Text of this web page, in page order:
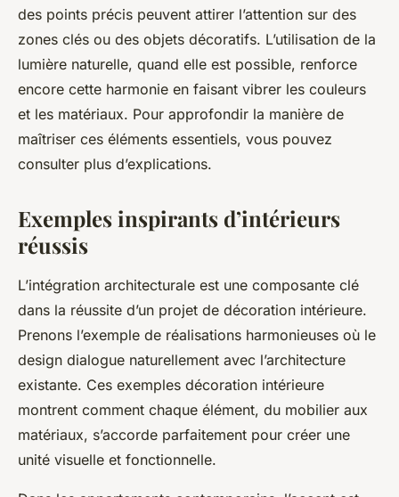
des points précis peuvent attirer l’attention sur des
zones clés ou des objets décoratifs. L’utilisation de la
lumière naturelle, quand elle est possible, renforce
encore cette harmonie en faisant vibrer les couleurs
et les matériaux. Pour approfondir la manière de
maîtriser ces éléments essentiels, vous pouvez
consulter plus d’explications.
Exemples inspirants d’intérieurs
réussis
L’intégration architecturale est une composante clé
dans la réussite d’un projet de décoration intérieure.
Prenons l’exemple de réalisations harmonieuses où le
design dialogue naturellement avec l’architecture
existante. Ces exemples décoration intérieure
montrent comment chaque élément, du mobilier aux
matériaux, s’accorde parfaitement pour créer une
unité visuelle et fonctionnelle.